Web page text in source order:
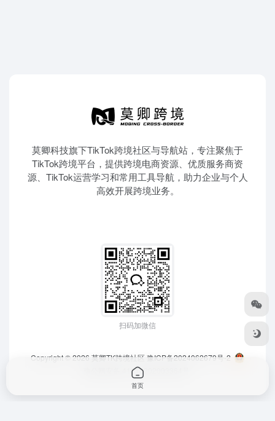
莫卿科技旗下TikTok跨境社区与导航站，专注聚焦于
TikTok跨境平台，提供跨境电商资源、优质服务商资
源、TikTok运营学习和常用工具导航，助力企业与个人
高效开展跨境业务。
扫码加微信
Copyright © 2026 莫卿TK跨境社区 豫ICP备2024062679号-2
豫公网安备 41010202003364号
首页